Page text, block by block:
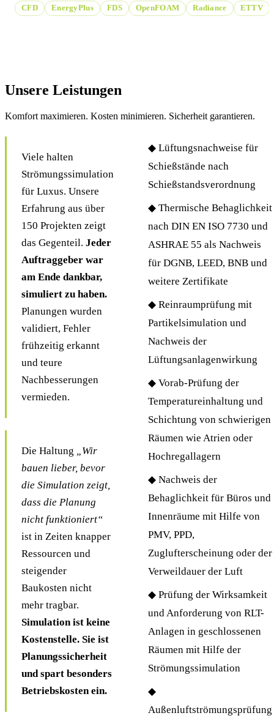
CFD EnergyPlus FDS OpenFOAM Radiance ETTV
Unsere Leistungen
Komfort maximieren. Kosten minimieren. Sicherheit garantieren.
Viele halten
Strömungssimulation
für Luxus. Unsere
Erfahrung aus über
150 Projekten zeigt
das Gegenteil. Jeder
Auftraggeber war
am Ende dankbar,
simuliert zu haben.
Planungen wurden
validiert, Fehler
frühzeitig erkannt
und teure
Nachbesserungen
vermieden.
Die Haltung „Wir
bauen lieber, bevor
die Simulation zeigt,
dass die Planung
nicht funktioniert“
ist in Zeiten knapper
Ressourcen und
steigender
Baukosten nicht
mehr tragbar.
Simulation ist keine
Kostenstelle. Sie ist
Planungssicherheit
und spart besonders
Betriebskosten ein.
◆ Lüftungsnachweise für
Schießstände nach
Schießstandsverordnung
◆ Thermische Behaglichkeit
nach DIN EN ISO 7730 und
ASHRAE 55 als Nachweis
für DGNB, LEED, BNB und
weitere Zertifikate
◆ Reinraumprüfung mit
Partikelsimulation und
Nachweis der
Lüftungsanlagenwirkung
◆ Vorab-Prüfung der
Temperatureinhaltung und
Schichtung von schwierigen
Räumen wie Atrien oder
Hochregallagern
◆ Nachweis der
Behaglichkeit für Büros und
Innenräume mit Hilfe von
PMV, PPD,
Zuglufterscheinung oder der
Verweildauer der Luft
◆ Prüfung der Wirksamkeit
und Anforderung von RLT-
Anlagen in geschlossenen
Räumen mit Hilfe der
Strömungssimulation
◆
Außenluftströmungsprüfung